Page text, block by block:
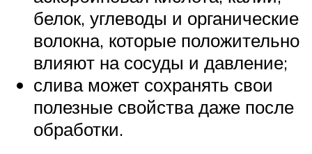
белок, углеводы и органические
волокна, которые положительно
влияют на сосуды и давление;
слива может сохранять свои
полезные свойства даже после
обработки.